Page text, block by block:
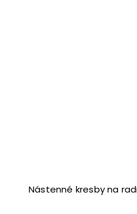
Nástenné kresby na